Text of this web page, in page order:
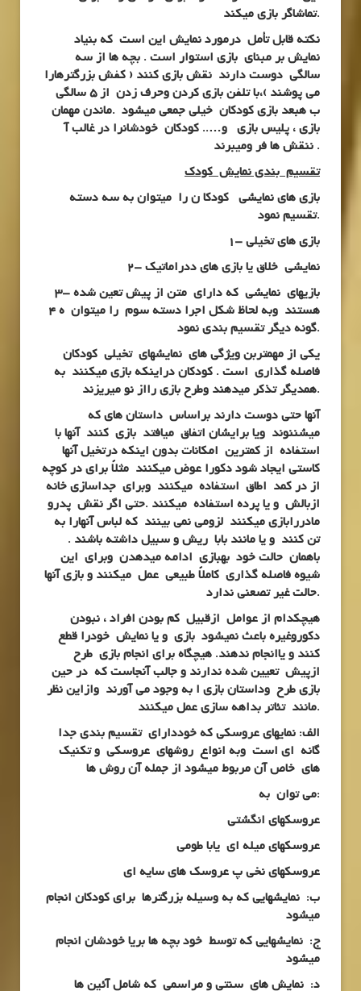
تماشاگر بازی میکند.
نمایش بر مبنای بازی استوار است . بچه ها از سه
سالگی دوست دارند نقش بازی کنند ( کفش بزرگترهارا
می پوشند )،با تلفن بازی کردن وحرف زدن از 5 سالگی
ب هبعد بازی کودکان خیلی جمعی میشود .ماندن مهمان
بازی ، پلیس بازی و….. کودکان خودشانرا در غالب آ
ننقش ها فر ومیبرند .
تقسیم بندی نمایش کودک
بازی های نمایشی کودکا ن را میتوان به سه دسته
تقسیم نمود.
1- بازی های تخیلی
2- نمایشی خلاق یا بازی های ددراماتیک
3- بازیهای نمایشی که دارای متن از پیش تعین شده
هستند وبه لحاظ شکل اجرا دسته سوم را میتوان ه 4
گونه دیگر تقسیم بندی نمود.
یکی از مهمتربن ویژگی های نمایشهای تخیلی کودکان
فاصله گذاری است . کودکان دراینکه بازی میکنند به
همدیگر تذکر میدهند وطرح بازی رااز نو میریزند.
آنها حتی دوست دارند براساس داستان های که
میشننوند ویا برایشان اتفاق میافتد بازی کنند آنها با
استفاده از کمترین امکانات بدون اینکه درتخیل آنها
کاستی ایجاد شود دکورا عوض میکنند مثلاً برای در کوچه
از در کمد اطاق استفاده میکنند وبرای جداسازی خانه
ازبالش و یا پرده استفاده میکنند .حتی اگر نقش پدرو
مادررابازی میکنند لزومی نمی بینند که لباس آنهارا به
تن کنند و یا مانند بابا ریش و سبیل داشته باشند .
باهمان حالت خود بهبازی ادامه میدهدن وبرای این
شیوه فاصله گذاری کاملاً طبیعی عمل میکنند و بازی آنها
حالت غیر تصعنی ندارد.
هیچکدام از عوامل ازقبیل کم بودن افراد ، نبودن
دکوروغیره باعث نمیشود بازی و یا نمایش خودرا قطع
کنند و یاانجام ندهند. هیچگاه برای انجام بازی طرح
ازپیش تعیین شده ندارند و جالب آنجاست که در حین
بازی طرح وداستان بازی ا به وجود می آورند وازاین نظر
مانند تئاتر بداهه سازی عمل میکنند.
الف: نمایهای عروسکی که خوددارای تقسیم بندی جدا
گانه ای است وبه انواع روشهای عروسکی و تکنیک
های خاص آن مربوط میشود از جمله آن روش ها
می توان به:
عروسکهای انگشتی
عروسکهای میله ای یابا طومی
عروسکهای نخی پ عروسک های سایه ای
میشود
ج: نمایشهایی که توسط خود بچه ها بریا خودشان انجام
میشود
د: نمایش های سنتی و مراسمی که شامل آئین ها